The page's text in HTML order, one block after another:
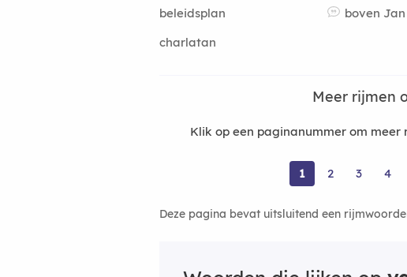
beleidsplan
boven Jan
charlatan
Meer rijmen
Klik op een paginanummer om
1 2 3 4
Deze pagina bevat uitsluitend een